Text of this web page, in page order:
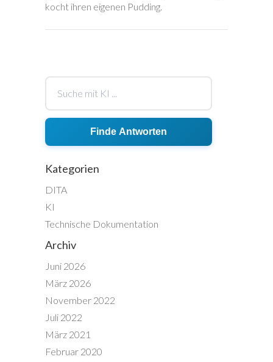
kocht ihren eigenen Pudding.
Finde Antworten
Kategorien
DITA
KI
Technische Dokumentation
Archiv
Juni 2026
März 2026
November 2022
Juli 2022
März 2021
Februar 2020